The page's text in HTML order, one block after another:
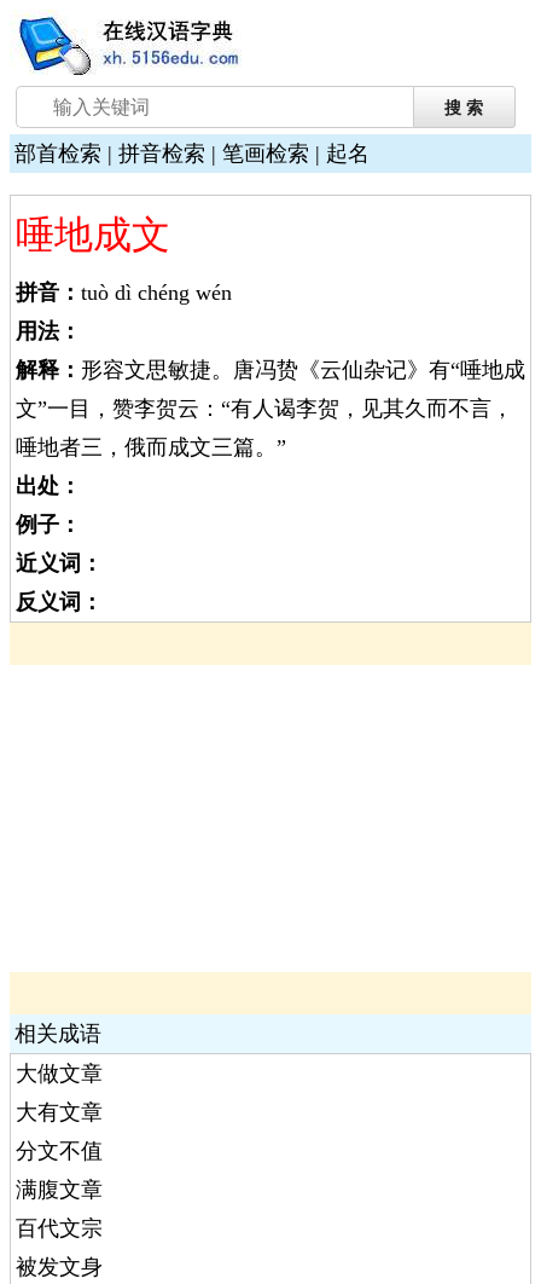
部首检索 | 拼音检索 | 笔画检索 | 起名
唾地成文
拼音： tuò dì chéng wén
用法：
解释： 形容文思敏捷。唐冯贽《云仙杂记》有“唾地成
文”一目，赞李贺云：“有人谒李贺，见其久而不言，
唾地者三，俄而成文三篇。”
出处：
例子：
近义词：
反义词：
相关成语
大做文章
大有文章
分文不值
满腹文章
百代文宗
被发文身